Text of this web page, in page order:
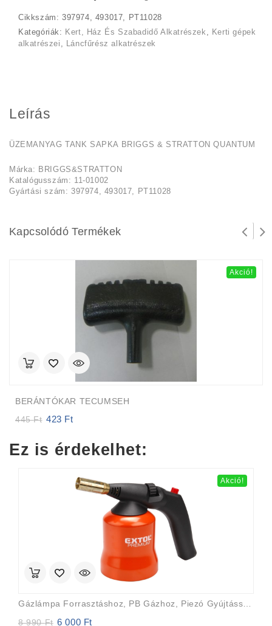
Cikkszám: 397974, 493017, PT11028
Kategóriák: Kert, Ház És Szabadidő Alkatrészek
Kerti gépek
alkatrészei
Láncfűrész alkatrészek
Leírás
ÜZEMANYAG TANK SAPKA BRIGGS & STRATTON QUANTUM
Márka: BRIGGS&STRATTON
Katalógusszám: 11-01002
Gyártási szám: 397974, 493017, PT11028
Kapcsolódó Termékek
Akció!
BERÁNTÓKAR TECUMSEH
445Ft Original
445 Ft.
423 Ft
423 Ft.
Ez is érdekelhet:
Akció!
Gázlámpa Forrasztáshoz, PB Gázhoz, Piezó Gyújtásssal, Max. 1200°C, Fém Gázpalack Tartó
8 990Ft Original
6 000 Ft